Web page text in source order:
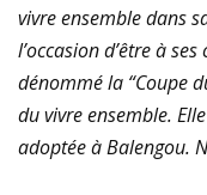
vivre ensemble dans
l’occasion d’être à
dénommé la “Coupe
du vivre ensemble.
adoptée à Balengou.